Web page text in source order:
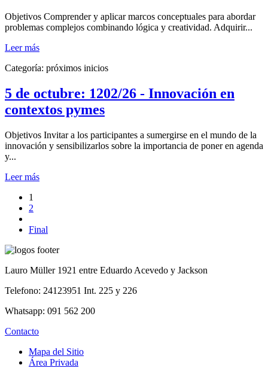
Objetivos Comprender y aplicar marcos conceptuales para abordar
problemas complejos combinando lógica y creatividad. Adquirir...
Leer más
Categoría: próximos inicios
5 de octubre: 1202/26 - Innovación en
contextos pymes
Objetivos Invitar a los participantes a sumergirse en el mundo de la
innovación y sensibilizarlos sobre la importancia de poner en agenda
y...
Leer más
1
2
Final
Lauro Müller 1921 entre Eduardo Acevedo y Jackson
Telefono: 24123951 Int. 225 y 226
Whatsapp: 091 562 200
Contacto
Mapa del Sitio
Área Privada